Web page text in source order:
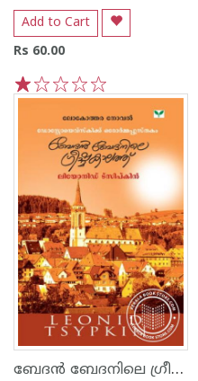
Add to Cart
Rs 60.00
5
4
3
2
1
ബേദ‌ന്‍ ബേദനിലെ ഗ്രീഷ്മകാലത്ത്